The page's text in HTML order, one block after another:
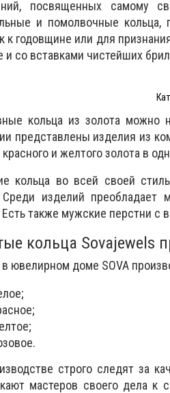
посвященных самому
и помолвочные
к годовщине или для
и со вставками чистейших
кольца из золота можно
представлены изделия из
красного и желтого золота в
кольца во всей своей
Среди изделий преобладает
также мужские перстни с
кольца Sovajewels
в ювелирном доме SOVA
строго следят за
мастеров своего дела к